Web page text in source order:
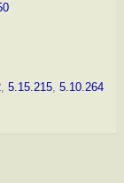
, 5.15.215, 5.10.264